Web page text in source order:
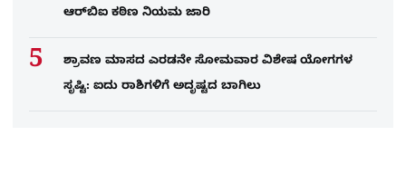
ಆರ್‌ಬಿಐ ಕಠಿಣ ನಿಯಮ ಜಾರಿ
ಶ್ರಾವಣ ಮಾಸದ ಎರಡನೇ ಸೋಮವಾರ ವಿಶೇಷ ಯೋಗಗಳ
ಸೃಷ್ಟಿ: ಐದು ರಾಶಿಗಳಿಗೆ ಅದೃಷ್ಟದ ಬಾಗಿಲು